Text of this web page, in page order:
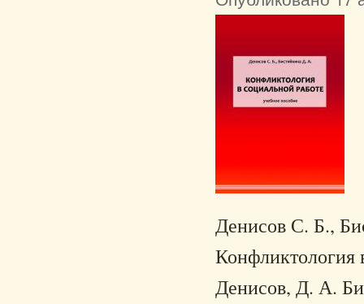
Денисов С. Б.,
Конфликтология
Денисов, Д. А.